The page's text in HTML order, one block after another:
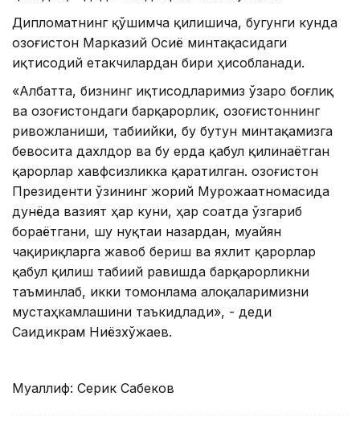
Дипломатнинг қўшимча қилишича, бугунги кунда
Қозоғистон Марказий Осиё минтақасидаги
иқтисодий етакчилардан бири ҳисобланади.
«Албатта, бизнинг иқтисодларимиз ўзаро боғлиқ
ва Қозоғистондаги барқарорлик, Қозоғистоннинг
ривожланиши, табиийки, бу бутун минтақамизга
бевосита дахлдор ва бу ерда қабул қилинаётган
қарорлар хавфсизликка қаратилган. Қозоғистон
Президенти ўзининг жорий Мурожаатномасида
дунёда вазият ҳар куни, ҳар соатда ўзгариб
бораётгани, шу нуқтаи назардан, муайян
чақириқларга жавоб бериш ва яхлит қарорлар
қабул қилиш табиий равишда барқарорликни
таъминлаб, икки томонлама алоқаларимизни
мустаҳкамлашини таъкидлади», - деди
Саидикрам Ниёзхўжаев.
Муаллиф: Серик Сабеков